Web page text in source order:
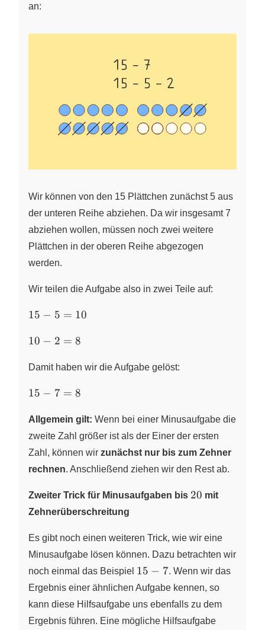
an:
Wir können von den 15 Plättchen zunächst 5 aus
der unteren Reihe abziehen. Da wir insgesamt 7
abziehen wollen, müssen noch zwei weitere
Plättchen in der oberen Reihe abgezogen
werden.
Wir teilen die Aufgabe also in zwei Teile auf:
15-
15 − 5 = 10
10-
10 − 2 = 8
Damit haben wir die Aufgabe gelöst:
15-
15 − 7 = 8
Allgemein gilt: Wenn bei einer Minusaufgabe die
zweite Zahl größer ist als der Einer der ersten
Zahl, können wir zunächst nur bis zum Zehner
rechnen. Anschließend ziehen wir den Rest ab.
Zweiter Trick für Minusaufgaben bis 20
20 mit
Zehnerüberschreitung
Es gibt noch einen weiteren Trick, wie wir eine
Minusaufgabe lösen können. Dazu betrachten wir
noch einmal das Beispiel 15-
7
15 − 7. Wenn wir das
Ergebnis einer ähnlichen Aufgabe kennen, so
kann diese Hilfsaufgabe uns ebenfalls zu dem
Ergebnis führen. Eine mögliche Hilfsaufgabe